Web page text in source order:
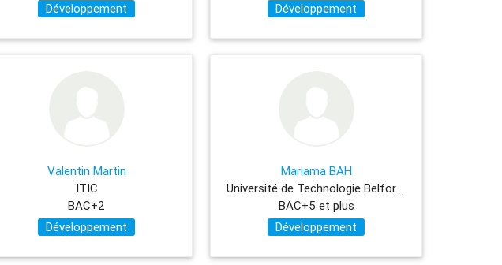
Développement
Développement
Valentin Martin
ITIC
BAC+2
Développement
Mariama BAH
Université de Technologie Belfort-Montbéliard
BAC+5 et plus
Développement